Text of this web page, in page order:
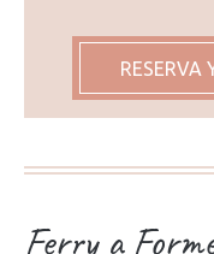
RESERVA
Ferry a